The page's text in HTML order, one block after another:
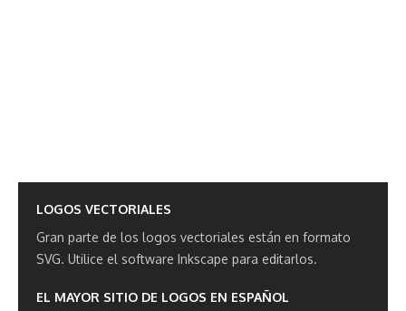
LOGOS VECTORIALES
Gran parte de los logos vectoriales están en formato
SVG. Utilice el software Inkscape para editarlos.
EL MAYOR SITIO DE LOGOS EN ESPAÑOL